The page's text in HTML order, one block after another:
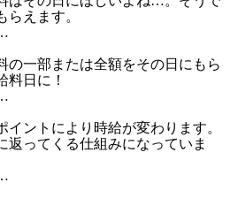
らえます。
の一部または全額をその日にもら
料日に！
イントにより時給が変わります。
返ってくる仕組みになっていま